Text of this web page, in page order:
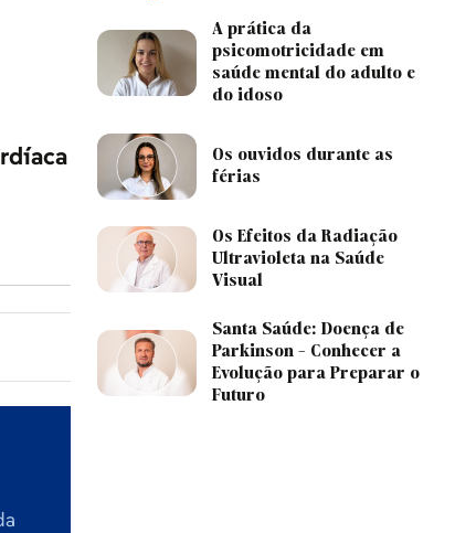
A prática da
psicomotricidade em
saúde mental do adulto e
do idoso
Os ouvidos durante as
férias
Os Efeitos da Radiação
Ultravioleta na Saúde
Visual
Santa Saúde: Doença de
Parkinson - Conhecer a
Evolução para Preparar o
Futuro